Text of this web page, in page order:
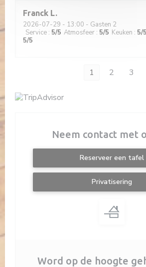
Franck L
2026-07-29 - 13:00 - Gasten 2
Service : 5/5 Atmosfeer : 5/5 Keuken : 5/5
5/5
1 2 3
Neem contact met
Reserveer een tafel
Privatisering
Word op de hoogte